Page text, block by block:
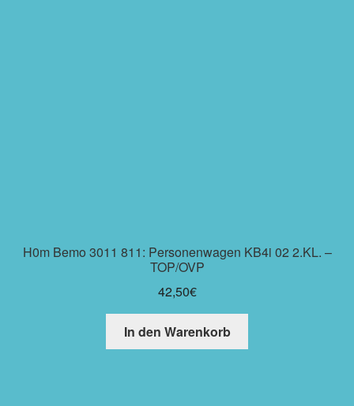
H0m Bemo 3011 811: Personenwagen KB4i 02 2.KL. –
TOP/OVP
42,50€
In den Warenkorb